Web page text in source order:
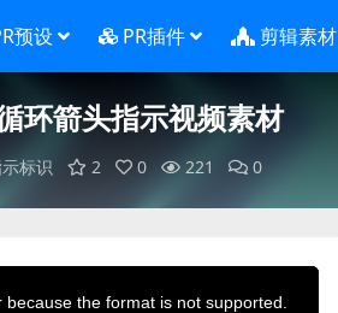
预设 PR插件 剪辑素材
环箭头指示视频素材
标识 2 0 221 0
the format is not supported.